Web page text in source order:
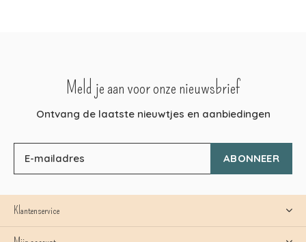
Meld je aan voor onze nieuwsbrief
Ontvang de laatste nieuwtjes en aanbiedingen
ABONNEER
Klantenservice